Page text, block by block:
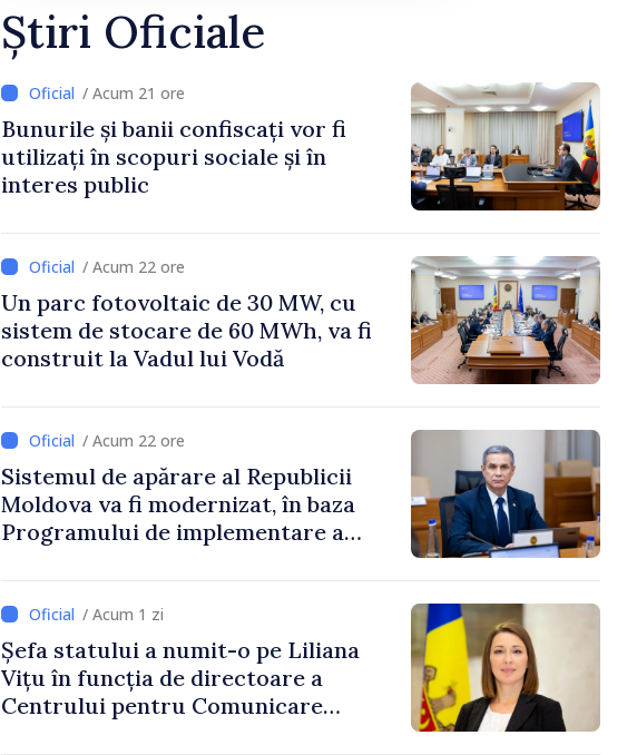
Știri Oficiale
/ Acum 21 ore
Bunurile și banii confiscați vor fi
utilizați în scopuri sociale și în
interes public
/ Acum 22 ore
Un parc fotovoltaic de 30 MW, cu
sistem de stocare de 60 MWh, va fi
construit la Vadul lui Vodă
/ Acum 22 ore
Sistemul de apărare al Republicii
Moldova va fi modernizat, în baza
Programului de implementare a
/ Acum 1 zi
Șefa statului a numit-o pe Liliana
Vițu în funcția de directoare a
Centrului pentru Comunicare